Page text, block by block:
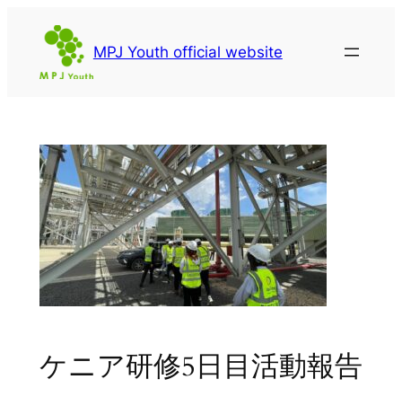
MPJ Youth official website
ケニア研修5日目活動報告